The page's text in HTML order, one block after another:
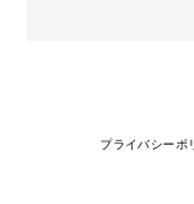
プライバシーポ